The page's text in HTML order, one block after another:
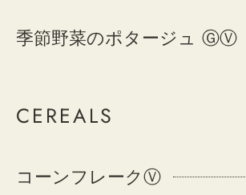
季節野菜のポタージュ ⒼⓋ
CEREALS
コーンフレークⓋ